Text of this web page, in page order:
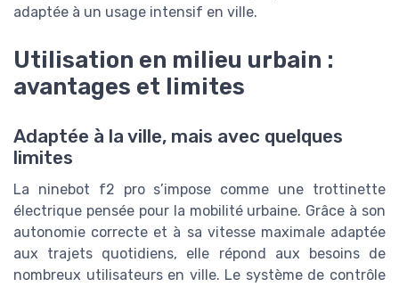
adaptée à un usage intensif en ville.
Utilisation en milieu urbain :
avantages et limites
Adaptée à la ville, mais avec quelques
limites
La ninebot f2 pro s’impose comme une trottinette
électrique pensée pour la mobilité urbaine. Grâce à son
autonomie correcte et à sa vitesse maximale adaptée
aux trajets quotidiens, elle répond aux besoins de
nombreux utilisateurs en ville. Le système de contrôle